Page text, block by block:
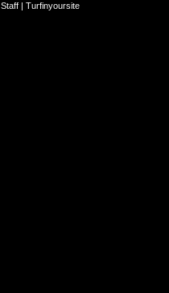
Staff | Turfinyoursite